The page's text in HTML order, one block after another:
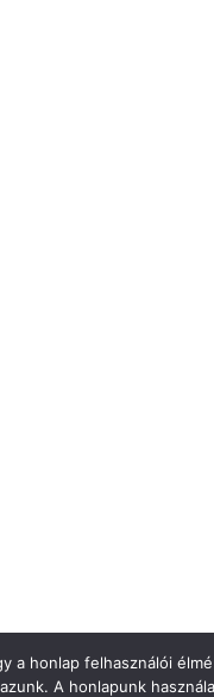
a honlap felhasználói
A honlapunk